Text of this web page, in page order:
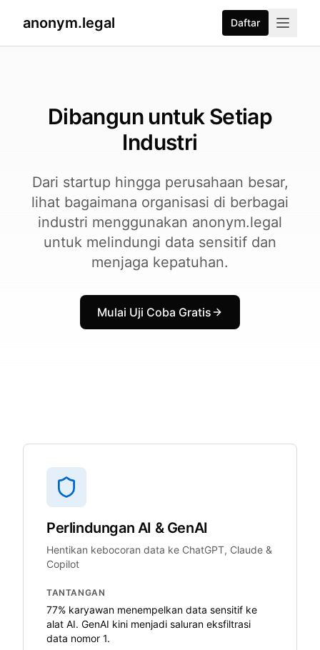
anonym.legal Daftar
Dibangun untuk Setiap
Industri
Dari startup hingga perusahaan besar,
lihat bagaimana organisasi di berbagai
industri menggunakan anonym.legal
untuk melindungi data sensitif dan
menjaga kepatuhan.
Mulai Uji Coba Gratis
Perlindungan AI & GenAI
Hentikan kebocoran data ke ChatGPT, Claude &
Copilot
TANTANGAN
77% karyawan menempelkan data sensitif ke
alat AI. GenAI kini menjadi saluran eksfiltrasi
data nomor 1.